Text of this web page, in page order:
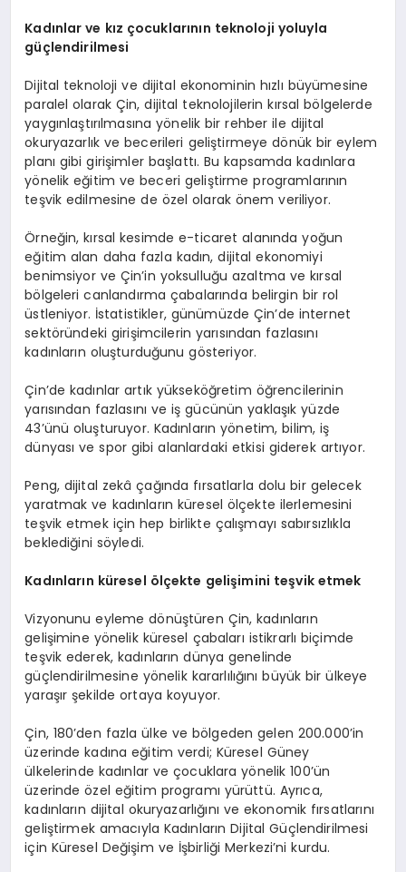
Kadınlar ve kız çocuklarının teknoloji yoluyla
güçlendirilmesi
Dijital teknoloji ve dijital ekonominin hızlı büyümesine
paralel olarak Çin, dijital teknolojilerin kırsal bölgelerde
yaygınlaştırılmasına yönelik bir rehber ile dijital
okuryazarlık ve becerileri geliştirmeye dönük bir eylem
planı gibi girişimler başlattı. Bu kapsamda kadınlara
yönelik eğitim ve beceri geliştirme programlarının
teşvik edilmesine de özel olarak önem veriliyor.
Örneğin, kırsal kesimde e-ticaret alanında yoğun
eğitim alan daha fazla kadın, dijital ekonomiyi
benimsiyor ve Çin’in yoksulluğu azaltma ve kırsal
bölgeleri canlandırma çabalarında belirgin bir rol
üstleniyor. İstatistikler, günümüzde Çin’de internet
sektöründeki girişimcilerin yarısından fazlasını
kadınların oluşturduğunu gösteriyor.
Çin’de kadınlar artık yükseköğretim öğrencilerinin
yarısından fazlasını ve iş gücünün yaklaşık yüzde
43’ünü oluşturuyor. Kadınların yönetim, bilim, iş
dünyası ve spor gibi alanlardaki etkisi giderek artıyor.
Peng, dijital zekâ çağında fırsatlarla dolu bir gelecek
yaratmak ve kadınların küresel ölçekte ilerlemesini
teşvik etmek için hep birlikte çalışmayı sabırsızlıkla
beklediğini söyledi.
Kadınların küresel ölçekte gelişimini teşvik etmek
Vizyonunu eyleme dönüştüren Çin, kadınların
gelişimine yönelik küresel çabaları istikrarlı biçimde
teşvik ederek, kadınların dünya genelinde
güçlendirilmesine yönelik kararlılığını büyük bir ülkeye
yaraşır şekilde ortaya koyuyor.
Çin, 180’den fazla ülke ve bölgeden gelen 200.000’in
üzerinde kadına eğitim verdi; Küresel Güney
ülkelerinde kadınlar ve çocuklara yönelik 100’ün
üzerinde özel eğitim programı yürüttü. Ayrıca,
kadınların dijital okuryazarlığını ve ekonomik fırsatlarını
geliştirmek amacıyla Kadınların Dijital Güçlendirilmesi
için Küresel Değişim ve İşbirliği Merkezi’ni kurdu.